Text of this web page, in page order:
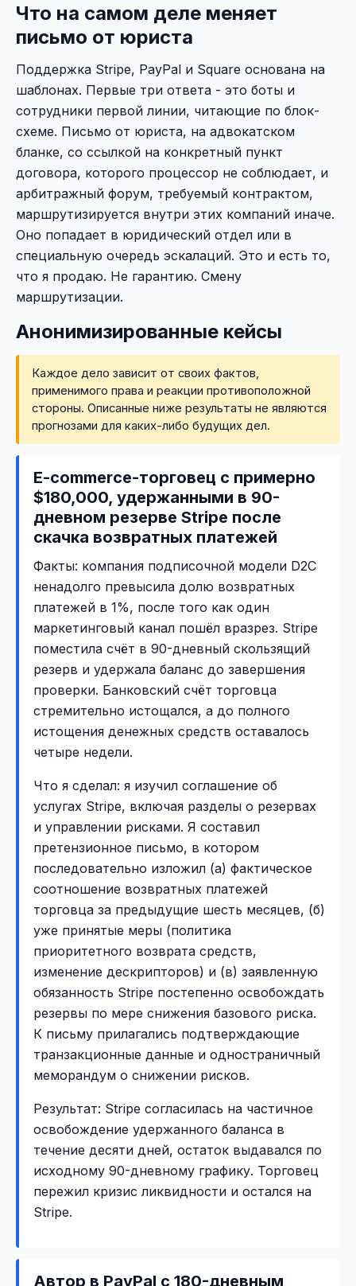
Что на самом деле меняет
письмо от юриста
Поддержка Stripe, PayPal и Square основана на
шаблонах. Первые три ответа - это боты и
сотрудники первой линии, читающие по блок-
схеме. Письмо от юриста, на адвокатском
бланке, со ссылкой на конкретный пункт
договора, которого процессор не соблюдает, и
арбитражный форум, требуемый контрактом,
маршрутизируется внутри этих компаний иначе.
Оно попадает в юридический отдел или в
специальную очередь эскалаций. Это и есть то,
что я продаю. Не гарантию. Смену
маршрутизации.
Анонимизированные кейсы
Каждое дело зависит от своих фактов,
применимого права и реакции противоположной
стороны. Описанные ниже результаты не являются
прогнозами для каких-либо будущих дел.
E-commerce-торговец с примерно
$180,000, удержанными в 90-
дневном резерве Stripe после
скачка возвратных платежей
Факты: компания подписочной модели D2C
ненадолго превысила долю возвратных
платежей в 1%, после того как один
маркетинговый канал пошёл вразрез. Stripe
поместила счёт в 90-дневный скользящий
резерв и удержала баланс до завершения
проверки. Банковский счёт торговца
стремительно истощался, а до полного
истощения денежных средств оставалось
четыре недели.
Что я сделал: я изучил соглашение об
услугах Stripe, включая разделы о резервах
и управлении рисками. Я составил
претензионное письмо, в котором
последовательно изложил (а) фактическое
соотношение возвратных платежей
торговца за предыдущие шесть месяцев, (б)
уже принятые меры (политика
приоритетного возврата средств,
изменение дескрипторов) и (в) заявленную
обязанность Stripe постепенно освобождать
резервы по мере снижения базового риска.
К письму прилагались подтверждающие
транзакционные данные и одностраничный
меморандум о снижении рисков.
Результат: Stripe согласилась на частичное
освобождение удержанного баланса в
течение десяти дней, остаток выдавался по
исходному 90-дневному графику. Торговец
пережил кризис ликвидности и остался на
Stripe.
Автор в PayPal с 180-дневным